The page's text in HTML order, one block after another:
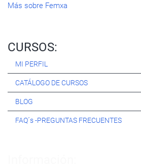
Más sobre Femxa
CURSOS:
MI PERFIL
CATÁLOGO DE CURSOS
BLOG
FAQ´s -PREGUNTAS FRECUENTES